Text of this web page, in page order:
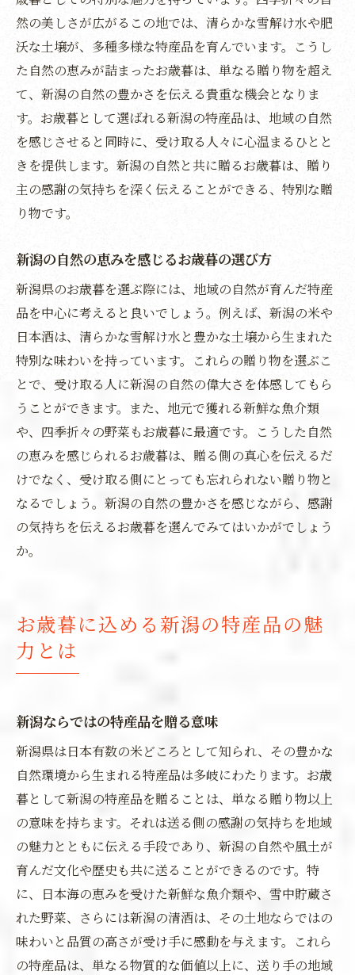
然の美しさが広がるこの地では、清らかな雪解け水や肥
沃な土壌が、多種多様な特産品を育んでいます。こうし
た自然の恵みが詰まったお歳暮は、単なる贈り物を超え
て、新潟の自然の豊かさを伝える貴重な機会となりま
す。お歳暮として選ばれる新潟の特産品は、地域の自然
を感じさせると同時に、受け取る人々に心温まるひとと
きを提供します。新潟の自然と共に贈るお歳暮は、贈り
主の感謝の気持ちを深く伝えることができる、特別な贈
り物です。
新潟の自然の恵みを感じるお歳暮の選び方
新潟県のお歳暮を選ぶ際には、地域の自然が育んだ特産
品を中心に考えると良いでしょう。例えば、新潟の米や
日本酒は、清らかな雪解け水と豊かな土壌から生まれた
特別な味わいを持っています。これらの贈り物を選ぶこ
とで、受け取る人に新潟の自然の偉大さを体感してもら
うことができます。また、地元で獲れる新鮮な魚介類
や、四季折々の野菜もお歳暮に最適です。こうした自然
の恵みを感じられるお歳暮は、贈る側の真心を伝えるだ
けでなく、受け取る側にとっても忘れられない贈り物と
なるでしょう。新潟の自然の豊かさを感じながら、感謝
の気持ちを伝えるお歳暮を選んでみてはいかがでしょう
か。
お歳暮に込める新潟の特産品の魅
力とは
新潟ならではの特産品を贈る意味
新潟県は日本有数の米どころとして知られ、その豊かな
自然環境から生まれる特産品は多岐にわたります。お歳
暮として新潟の特産品を贈ることは、単なる贈り物以上
の意味を持ちます。それは送る側の感謝の気持ちを地域
の魅力とともに伝える手段であり、新潟の自然や風土が
育んだ文化や歴史も共に送ることができるのです。特
に、日本海の恵みを受けた新鮮な魚介類や、雪中貯蔵さ
れた野菜、さらには新潟の清酒は、その土地ならではの
味わいと品質の高さが受け手に感動を与えます。これら
の特産品は、単なる物質的な価値以上に、送り手の地域